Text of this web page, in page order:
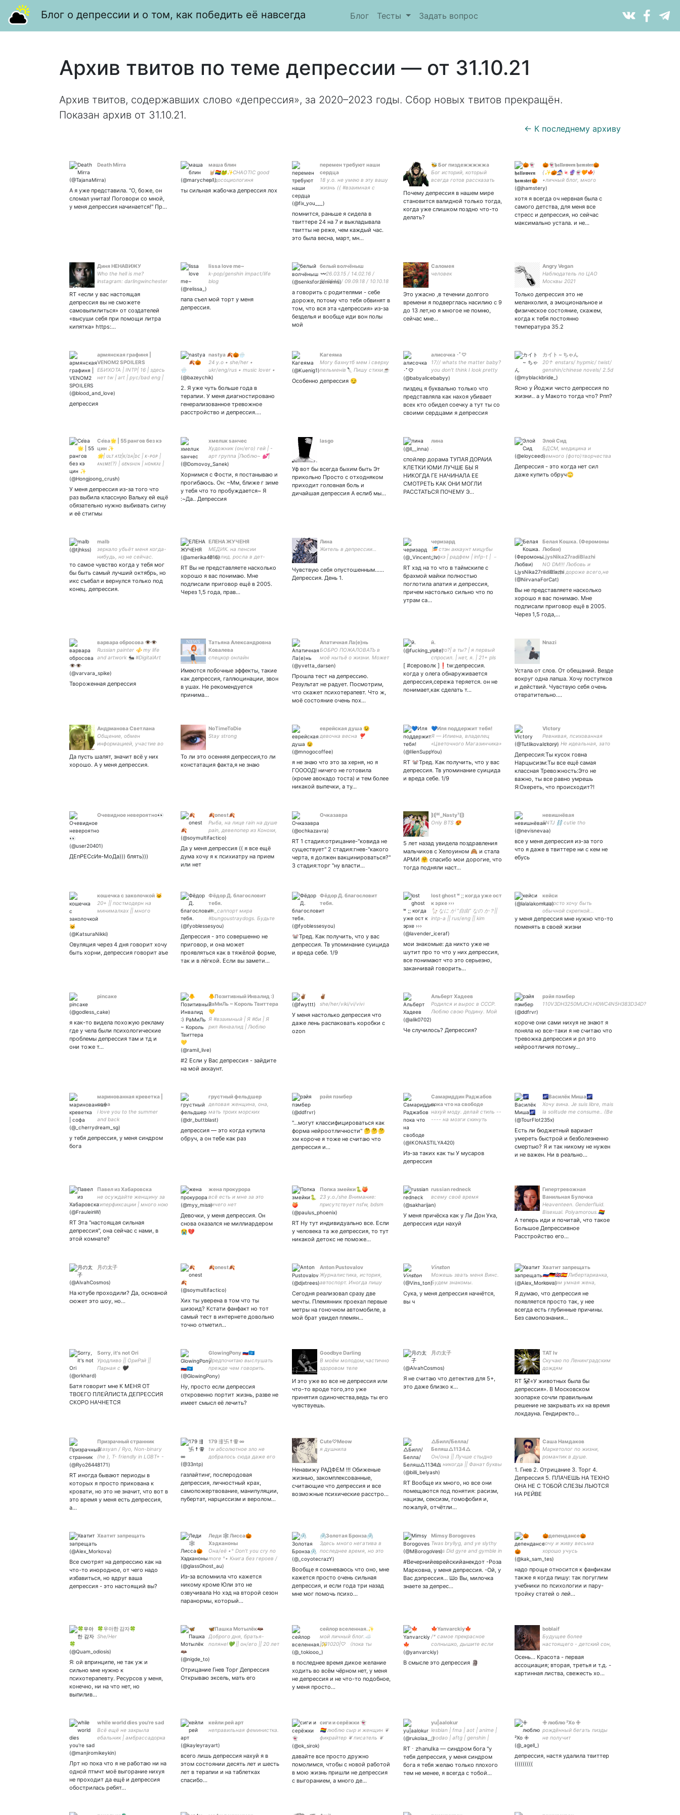
Блог о депрессии и о том, как победить её навсегда Блог Тесты Задать вопрос
Архив твитов по теме депрессии — от 31.10.21
Архив твитов, содержавших слово «депрессия», за 2020–2023 годы. Сбор новых твитов прекращён.
Показан архив от 31.10.21.
← К последнему архиву
Death Mirra
А я уже представила. "О, боже, он
сломал унитаз! Поговори со мной,
у меня депрессия начинается!" Пр…
маша блин
🤘🏼🏳️‍🌈🐸✨CHAOTIC good
недосоциологиня
недохудожница
недожурналистка
ты сильная жабочка депрессия лох
перемен требуют наши
сердца
18 y.o. не умею в эту вашу
жизнь (( #взаимная с
помнится, раньше я сидела в
твиттере 24 на 7 и выкладывала
твитты не реже, чем каждый час.
это была весна, март, мн…
🐝 Бог пиздежжжжжа
Бог историй, который
всегда готов рассказать
поддержать вас 💙💚🤍🌿
💫 Заходите поболтать о
том - о сём и выпить
Почему депрессия в нашем мире
становится валидной только тогда,
когда уже слишком поздно что-то
делать?
🎃👻𝖍𝖆𝖑𝖑𝖔𝖜𝖊𝖊𝖓 𝖍𝖆𝖒𝖘𝖙𝖊𝖗🎃
{✨🎃🧙🏻‍♀️🍬🔮👻🧡🍁}
•личный блог, много
нытья, но иногда бываю
#мультифандом в музыке,
сериалах и аниме🍰
хотя я всегда оч нервная была с
самого детства, для меня все
стресс и депрессия, но сейчас
максимально устала. и не…
Диня НЕНАВИЖУ
Who the hell is me?
instagram: darlingwinchester
RT «если у вас настоящая
депрессия вы не сможете
самовыпилиться» от создателей
«высуши себя при помощи литра
кипятка» https:…
lissa love me~
k-pop/genshin impact/life
blog
папа съел мой торт у меня
депрессия.
белый волчёныш
〰️26.03.15 / 14.02.16 /
21.06.16 / 09.09.18 / 10.10.18
если кто не понял люблю
баки и олега волкова
а говорить с родителями - себе
дороже, потому что тебя обвинят в
том, что вся эта «депрессия» из-за
безделья и вообще иди вон полы
мой
Саломея
человек
Это ужасно ,в течении долгого
времени я подверглась насилию с 9
до 13 лет,но я многое не помню,
сейчас мне…
Angry Vegan
Наблюдатель по ЦАО
Москвы 2021
Только депрессия это не
меланхолия, а эмоциональное и
физическое состояние, скажем,
когда к тебя постоянно
температура 35.2
армянская графиня |
VENOM2 SPOILERS
ЕБИХОТА | INTP| 16 | здесь
нет tw | art | рус/bad eng |
пережила тебя к ОТ |
депрессия
nastya 🍂🎃🌧️
24 y.o • she/her •
ukr/eng/rus • music lover •
movie lover • mental health
• blind channel •
2. Я уже чуть больше года в
терапии. У меня диагностировано
генерализованное тревожное
расстройство и депрессия.…
Кагеяма
Могу бахнутб мем і сверху
пельменів🔪 Пишу стихи☕
Падажжи ёбана, ща войду
в WebDev Python/Django 🕊️
Особенно депрессия 😏
алисочка ･ﾟ♡
17// whats the matter baby?
you don't think I look pretty
like this?
пиздец я буквально только что
представляла как нахоя убивает
всех кто обидел соечку а тут ты со
своими сердцами я депрессия
カイト ~ ちゃん
20↑ enstars/ hypmic/ twist/
genshin/chinese novels/ 2.5d
💕
Ясно у Йоджи чисто депрессия по
жизни.. а у Макото тогда что? Рпп?
Се́ва🌟 | 55 рангов без кэ
цин ✨
🌟| ᴜʟᴛ ᴀᴛᴢ|ᴋ/ᴅᴀ|ᴅᴄ | ᴋ-ᴘᴏᴘ |
ᴀɴɪᴍᴇ(?) | ɢᴇɴsʜɪɴ | ʜᴏɴᴋᴀɪ |
sɪᴍᴘ | ғᴇᴍɪɴɪsᴛ ‍|🏳️‍🌈| а можно
У меня депрессия из-за того что
раз выбила классную Вальку ей ещё
обязательно нужно выбивать сигну
и её стигмы
xмелuк sанчеc
Художник (он/его) гей | -
арт группа |Люблю~ 💕|
любовница ~💙
Хорнимся с Фости, я постанываю и
прогибаюсь. Он: ~Мм, ближе г зиме
у тебя что то пробуждается~ Я
:~Да.. Депрессия
lasgo
Уф вот бы всегда быхим быть Эт
прикольно Просто с отходняком
приходит головная боль и
дичайшая депрессия А еслиб мы…
лина
спойлер дорама ТУПАЯ ДОРАИА
КЛЕТКИ ЮМИ ЛУЧШЕ БЫ Я
НИКОГДА ГЕ НАЧИНАЛА ЕЕ
СМОТРЕТЬ КАК ОНИ МОГЛИ
РАССТАТЬСЯ ПОЧЕМУ Э…
Элой Сид
БДСМ, медицина и
немного (фото)творчества
Депрессия - это когда нет сил
даже купить обруч🙄
malb
зеркало убьёт меня когда-
нибудь, но не сейчас.
то самое чувство когда у тебя мог
бы быть самый лучший октябрь, но
икс съебал и вернулся только под
конец. депрессия.
ЕЛЕНА ЖУЧЕНЯ
МЕДИК. на пенсии
инвалид. росла в дет-
Воевала.
RT Вы не представляете насколько
хорошо я вас понимаю. Мне
подписали приговор ещё в 2005.
Через 1,5 года, прав…
Лина
Житель в депрессии…
Чувствую себя опустошенным……
Депрессия. День 1.
черизард
🎏 стэн аккаунт мицубы
соскэ | радфем | infp-t | －
и спит🎏
RT хэд на то что в таймскипе с
брахмой майки полностью
поглотила апатия и депрессия,
причем настолько сильно что по
утрам са…
Белая Кошка. (Феромоны
Любви)
LjysNika27radiBlazhi
NO DM!!! Любовь и
Свобода дороже всего,не
променяю я их ни на что.
жизнь,свою кровь,а за
Свободу отдам и Любовь.
Кошка гуляет сама по
себе!
Вы не представляете насколько
хорошо я вас понимаю. Мне
подписали приговор ещё в 2005.
Через 1,5 года,…
варвара oбросова 👁👁
Russian painter ⚜️ my life
and artwork 🐜 #DigitalArt
Твороженная депрессия
Татьяна Александровна
Ковалева
спецкор онлайн
Имеются побочные эффекты, такие
как депрессия, галлюцинации, звон
в ушах. Не рекомендуется
принима…
Апатичная Ла(е)нь
БОБРО ПОЖАЛОВАТЬ в
моё нытьё о жизни. Может
будет и что-нибудь
научиться шутить😵‍💫
Прошла тест на депрессию.
Результат не радует. Посмотрим,
что скажет психотерапевт. Что ж,
моё состояние очень пох…
й.
ты кто?| а ты? | я первый
спросил. | нет, я. | 21+ pls
🫀не лезь, я злой| he/him
для особо внимательных|
virgo ♍️ писатель с
маленькой буквы. ниже, по
[ #сероволк ]❗️tw:депрессия.
когда у олега обнаруживается
депрессия,сережа теряется. он не
понимает,как сделать т…
Nnazi
Устала от слов. От обещаний. Везде
вокруг одна лапша. Хочу поступков
и действий. Чувствую себя очень
отвратительно.…
Андрианова Светлана
Общение, обмен
информацией, участие во
смыслом жизни. Не
оставайтесь
Да пусть шалят, значит всё у них
хорошо. А у меня депрессия.
NoTimeToDie
Stay strong
То ли это осенняя депрессия,то ли
констатация факта,я не знаю
еврейская душа 😉
девочка весна ❣️
я не знаю что это за херня, но я
ГООООД! ничего не готовила
(кроме авокадо тоста) и тем более
никакой выпечки, а ту…
💙Иля поддержит тебя!
Я — Илиена, владелец
«Цветочного Магазинчика»
и я здесь специально для
тебя! Заходи почаще, я
всегда рады новым гостям
в Магазинчике
RT 🐭Тред. Как получить, что у вас
депрессия. Тв упоминание суицида
и вреда себе. 1/9
VIctory
Ревнивая, психованная
злюка. Не идеальная, зато
Депрессия:Ты кусок говна
Нарцысизм:Ты все ещё самая
классная Тревожность:Это не
важно, ты все равно умрешь
Я:Охереть, что происходит?!
Очевидное невероятно👀
ДЕпРЕСсИя-МоДа))) блять)))
🍂onest🍂
Рыба, на лице rain на душе
pain, девелопер из Конохи,
люблю Итачи, Тарталью и
Да у меня депрессия (( я все ещё
дума хочу я к психиатру на прием
или нет
Очказавра
RT 1 стадия:отрицание-"ковида не
существует" 2 стадия:гнев-"какого
черта, я должен вакцинироваться?"
3 стадия:торг "ну власти…
⟭⟬ᴮᴱ_Nasty⁷⟬⟭
Only BTS 😍
5 лет назад увидела поздравления
мальчиков с Хелоуином 🙈 и стала
АРМИ 🤗 спасибо мои дорогие, что
тогда подняли наст…
невишнёвая
ENTJ ⛓ cutie tho
все у меня депрессия из-за того
что я даже в твиттере ни с кем не
ебусь
кошечка с заколочкой 🐱
20+ || постмодерн на
минималках || много
ретвичу и плачу || header
Овуляция через 4 дня говорит хочу
быть хорни, депрессия говорит аъе
Фёдор Д. благословит
тебя.
#я_саппорт мира
#bungoustraydogs. Будьте
добрее друг к другу, дети
(Рп + саппорт)
Депрессия - это совершенно не
приговор, и она может
проявляться как в тяжёлой форме,
так и в лёгкой. Если вы замети…
Фёдор Д. благословит
тебя.
🐭Тред. Как получить, что у вас
депрессия. Тв упоминание суицида
и вреда себе. 1/9
lost ghost ʷ ;; когда уже ост
к эрхе ›››
🦙 なに が ”自由” なの か？||
intp-а || rus/eng || kim
cassiopeia ot5 | 2ha | gensh
мои знакомые: да никто уже не
шутит про то что у них депрессия,
все понимают что это серьезно,
заканчивай говорить…
кейси
я просто хочу быть
обычной скрепкой...
у меня депрессия мне нужно что-то
поменять в своей жизни
pincaкe
я как-то видела похожую рекламу
где у чела были психологические
проблемы депрессия там и тд и
они тоже т…
🐥Позитивный Инвалид :)
РаМиЛь ~ Король Твиттера
💛
Я #взаимный | Я #би | Я
рил #инвалид | Люблю
#мемы | Пж подпишитесь
ЗАКРЕП! | Пишу твит...
#2 Если у Вас депрессия - зайдите
на мой аккаунт.
✌🏾
she/her/viki/vi/vivi
У меня настолько депрессия что
даже лень распаковать коробки с
ozon
Альберт Хадеев
Родился и вырос в СССР.
Люблю свою Родину. Мой
Че случилось? Депрессия?
рэйя пэмбер
110V3DH3250MUCH.H0WC4N5H383D34D?
короче они сами нихуя не знают я
поняла но все-таки я не считаю что
тревожка депрессия и рл это
нейроотличия потому…
маринованная креветка |
софа
i love you to the summer
and back
у тебя депрессия, у меня синдром
бога
грустный фельдшер
деловая женщина, она,
мать троих морских
свинок, с каждым днём
MILF
депрессия — это когда купила
обруч, а он тебе как раз
рэйя пэмбер
"...могут классифицироваться как
форма нейроотличности" 🤔🤔🤔
хм короче я тоже не считаю что
депрессия и…
Самариддин Раджабов
пока что на свободе
нахуй моду. делай стиль --
---- на мозги скинуть
Из-за таких как ты У мусаров
депрессия
🌌Василёк Миша🌌
Хочу вина. Je suis libre, mais
la solitude me consume.. (Be
careful, I don't use TW)
Есть ли бюджетный вариант
умереть быстрой и безболезненно
смертью? Я и так никому не нужен
и не важен. Ни в реально…
Павел из Хабаровска
не осуждайте женщину за
гиперфиксации | много ною
и репощу
RT Эта "настоящая сильная
депрессия", она сейчас с нами, в
этой комнате?
жена прокурора
всё есть и мне за это
ничего нет
Девочки, у меня депрессия. Он
снова оказался не миллиардером
😭💔
Попка змейки🐍🍑
23 y.o./she Внимание:
присутствует nsfw, bdsm
тематика и самоанализ,
маленькая змея, не
поднимайте меня!"©
RT Ну тут индивидуально все. Если
у человека та же депрессия, то тут
никакой детокс не поможе…
russian redneck
всему своё время
У меня причёска как у Ли Дон Ука,
депрессия иди нахуй
Гипертревожная
Ванильная Булочка
Heaventeen. Genderfluid.
Bisexual. Polyamorous.🏳️‍🌈
А теперь иди и почитай, что такое
Большое Депрессивное
Расстройство его…
月の太子
На ютубе проходили? Да, основной
сюжет это шоу, но…
🍂onest🍂
Хих ты уверена в том что ты
шизоид? Кстати фанфакт но тот
самый тест в интернете довольно
точно отметил…
Anton Pustovalov
Журналистика, история,
автоспорт. Иногда пишу
Сегодня реализовал сразу две
мечты. Племянник проехал первые
метры на гоночном автомобиле, а
мой брат увидел племян…
𝘝𝘪𝘯𝘴𝘵𝘰𝘯
Можешь звать меня Винс.
Будем знакомы.
Сука, у меня депрессия начнётся,
вы ч
Хватит запрещать
🇷🇺🇩🇪🇬🇧🇪🇸 Либертарианка,
сишком умная жена,
Пятёрочки. Уберу этот
статус, когда в РФ
поменяется власть.
Я думаю, что депрессия не
появляется просто так, у нее
всегда есть глубинные причины.
Без самопознания…
Sorry, it's not Ori
Уродливо || ОриРэй ||
Парная с 🖤
Батя говорит мне К МЕНЯ ОТ
ТВОЕГО ПЛЕЙЛИСТА ДЕПРЕССИЯ
СКОРО НАЧНЕТСЯ
GlowingPony 🇷🇺🇺🇳
Предпочитаю выслушать
прежде чем говорить.
Ну, просто если депрессия
откровенно портит жизнь, разве не
имеет смысл её лечить?
Goodbye Darling
В моём молодом,частично
здоровом теле
дух ,внутренние демоны и
склонность к
саморазрушению.
И это уже во все не депрессия или
что-то вроде того,это уже
принятия одиночества,ведь ты его
чувствуешь.
月の太子
Я не считаю что детектив для 5+,
это даже близко к…
TAT lv
Скучаю по Ленинградским
дождям
RT 🐼«У животных была бы
депрессия». В Московском
зоопарке сочли правильным
решение не закрывать их на время
локдауна. Гендиректо…
Призрачный странник
Stasyan / Ryo, Non-binary
(he ), T- friendly in LGBT+ -
art - wishlist -закрытка
RT иногда бывают периоды в
которых я просто прикована к
кровати, но это не значит, что вот в
это время у меня есть депрессия,
а…
179 ⇶ 卐 ☨ ⚢ ∞
tw абсолютное зло не
добралось сюда даже его
девственной.
газлайтинг, послеродовая
депрессия, личностный крах,
самопожертвование, манипуляции,
пубертат, нарциссизм и веролом…
Cute♡Meow
я душнила
Ненавижу РАДФЕМ !!! Обиженые
жизнью, закомплексованные,
считающие что депрессия и все
возможные психические расстро…
△Билл/Белла/
Беляш△1134△
Он/она || Лучше стыдно
чем никогда || Фанат буквы
ё || Ты ему слово он
Эмпат || Закрытка ||
Считаю дни до переезда
RT Вообще их много, но все они
помещаются под понятия: расизм,
нацизм, сексизм, гомофобия и,
пожалуй, отчётли…
Cаша Намдаков
Маркетолог по жизни,
романтик в душе.
1. Гнев 2. Отрицание 3. Торг 4.
Депрессия 5. ПЛАЧЕШЬ НА ТЕХНО
ОНА НЕ С ТОБОЙ СЛЕЗЫ ЛЬЮТСЯ
НА РЕЙВЕ
Хватит запрещать
Все смотрят на депрессию как на
что-то инородное, от чего надо
избавиться, но вдруг ваша
депрессия - это настоящий вы?
Леди 🕸️ Лисса🎃
Хэдканоны
Она/её •° Don't you cry no
more °• Книга без героев /
Мамка-Мойра куриков
Из-за вспомнила что кажется
никому кроме Юли это не
озвучивала Но хэд на второй сезон
паранормы, который…
🖇️Золотая Бронза🖇️
Здесь много негатива в
последнее время, но это
помогает мне справиться
токсик, но стараюсь
работать над собой🥺
Вообще я сомневаюсь что оно, мне
кажется просто очень сильная
депрессия, и если года три назад
мне мог помочь психо…
Mimsy Borogoves
Twas bryllyg, and ye slythy
toves Did gyre and gymble in
borogoves; And ye mome
raths outgrabe.
#Вечернийеврейскийанекдот -Роза
Марковна, у меня депрессия. -Ой, у
Вас дэпрессия... Шо Вы, милочка
знаете за депрес…
🎃депендансе🎃
хочу и живу весьма
хорошо учусь
концентрироваться на
и меньше волноваться
надо проще относится к фанфикам
также я когда пишу: так погуглим
учебники по психологии и пару-
тройку статей о лей…
🍀우아한 감자🍀
She/Her
Я: ой впринципе, не так уж и
сильно мне нужно к
психотерапевту. Ресурсов у меня,
конечно, ни на что нет, но
выпилив…
🦋Пашка Мотылёк🦇
Доброго дня, братья-
поляне!💚 || он/его || 20 лет
Отрицание Гнев Торг Депрессия
Открываю эксель, мать его
сейлор вселенная.✨
мой личный блог.☁️
|031020|♡ 《пока ты
рядом, всё как-то так
в последнее время дикое желание
ходить во всём чёрном нет, у меня
не депрессия и не что-то подобное,
у меня просто…
🍁Yanvarckiy🍁
/* самое прекрасное
солнышко, дышите если
согласны #Ринасексуал
#РинаСделайRAWR*/
В смысле это депрессия 🗿
boblaif
Будущее более
настоящего - детский сон,
Обретя жизнь кванта.
Останутся слова,квантово
индевеющие на скрижалях
Осень... Красота - первая
ассоциация; вторая, третья и т.д. -
картинная листва, свежесть хо…
while world dies you're sad
Всё ещё не закрыла
ебальник | амбрассадорка
bsd | feel like God | Настя
сама пошла нахуй
Лрт но пока что я не работаю ни на
одной птмчт моё выгорание нихуя
не проходит да ещё и депрессия
обострилась ребят…
кейли рей арт
неправильная феминистка.
всего лишь депрессия нахуй я в
этом состоянии десять лет и шесть
лет в терапии и на таблетках
спасибо…
сиги и серёжки 👻
🏳️‍🌈 люблю сыр и женщин ❦
фикрайтер ❦ писатель ❦
мойра пейринга #курики ❦
давайте все просто дружно
помолимся, чтобы с новой работой
в мою жизнь пришли не депрессия
с выгоранием, а много де…
yu|aalokur
lesbian | fma | aot | anime |
modao | aftg | genshin |
отведите пж к психиатрке |
комфорчу Джинн, Ханджи,
Шизуку
RT ⋅ zhanulka — синдром бога "у
тебя депрессия, у меня синдром
бога я тебя желаю только плохого
тем не менее, я всегда с тобой…
𖧷 люблю ²Хо 𖧷
рождённый бегать пизды
не получит
депрессия, настя удалила твиттер
(((((((((